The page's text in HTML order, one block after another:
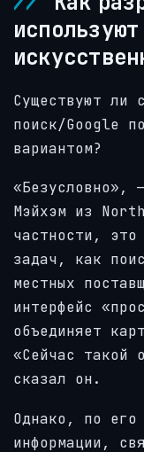
Существуют ли
поиск/Google
вариантом?
«Безусловно»,
Мэйхэм из
частности, это
задач, как
местных
интерфейс
объединяет
«Сейчас такой
сказал он.
Однако, по его
информации,